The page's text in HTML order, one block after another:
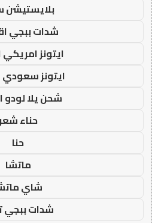
بلايستيشن
شدات ببجي
ايتونز
ايتونز
شحن يلا
حناء شعر
حنا
ماتشا
شاي
شدات ببجي